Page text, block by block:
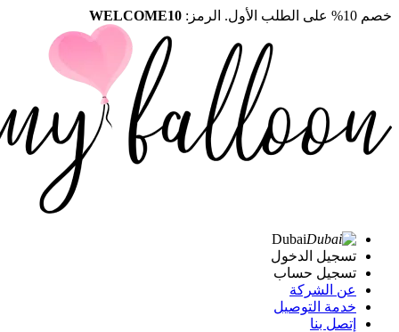
خصم 10% على الطلب الأول. الرمز: WELCOME10
Dubai
تسجيل الدخول
تسجيل حساب
عن الشركة
خدمة التوصيل
إتصل بنا